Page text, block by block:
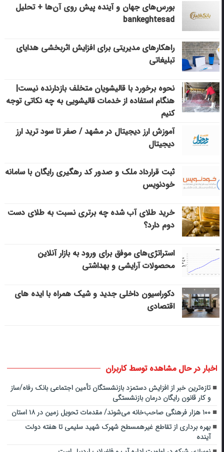
بورس‌های جهان و آینده پیش روی آن‌ها + تحلیل
bankeghtesad
راهکارهای مدیریتی برای افزایش اثربخشی هدایای
تبلیغاتی
نحوه برخورد با قالیشویان متخلف بازدارنده نیست|
هنگام استفاده از خدمات قالیشویی به چه نکاتی توجه
کنیم
آموزش ارز دیجیتال در مشهد / صفر تا سود ترید ارز
دیجیتال
ثبت قرارداد ملک و صدور کد رهگیری رایگان با سامانه
خودنویس
خرید طلای آب شده چه برتری نسبت به طلای دست
دوم دارد؟
استراتژی‌های موفق برای ورود به بازار آنلاین
محصولات آرایشی و بهداشتی
دکوراسیون داخلی جدید و شیک همراه با ایده های
اقتصادی
اخبار در حال مشاهده توسط کاربران
تازه‌ترین خبر از افزایش دستمزد بازنشستگان تأمین اجتماعی بانک رفاه/ساز
و کار قانون رایگان درمان بازنشستگی
۱۰۰ هزار فرهنگی صاحب‌خانه می‌شوند/ مقدمات تحویل زمین‌ در ۱۸ استان
بهره برداری از تقاطع غیرهمسطح شهرک شهید سلیمی تا هفته دولت
آینده